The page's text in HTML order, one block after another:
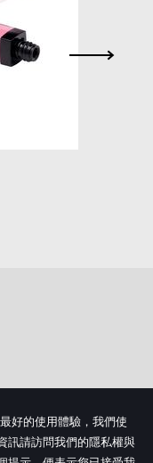
好的使用體驗，我們使
訊請訪問我們的隱私權與